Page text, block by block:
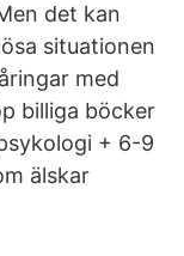
det kan
situationen
med
billiga böcker
+ 6-9
älskar